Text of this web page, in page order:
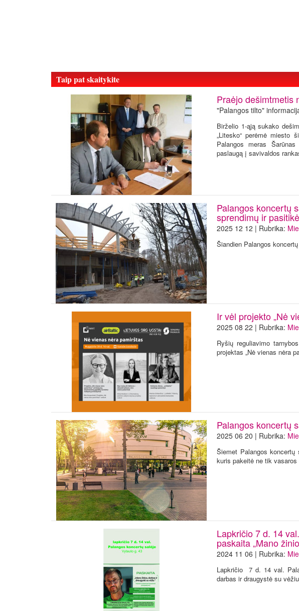
Taip pat skaitykite
Praėjo dešimtmetis
"Palangos tilto"
Birželio 1-ąją sukako
„Litesko“ perėmė
Palangos meras
paslaugą į savivaldos
Palangos koncertų
sprendimų ir
2025 12 12 | Rubrika:
Šiandien Palangos
Ir vėl projekto „Nė
2025 08 22 | Rubrika:
Ryšių reguliavimo
projektas „Nė vienas nėra
Palangos koncertų
2025 06 20 | Rubrika:
Šiemet Palangos
kuris pakeitė ne tik
Lapkričio 7 d. 14
paskaita „Mano
2024 11 06 | Rubrika:
Lapkričio 7 d. 14 val.
darbas ir draugystė su